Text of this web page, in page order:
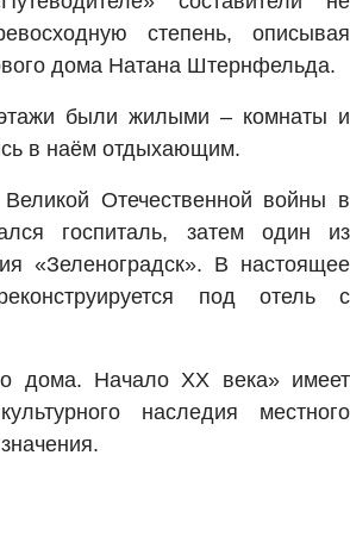
степень, описывая
дома Натана Штернфельда.
были жилыми – комнаты и
в наём отдыхающим.
Отечественной войны в
госпиталь, затем один из
«Зеленоградск». В настоящее
под отель с
дома. Начало XX века» имеет
наследия местного